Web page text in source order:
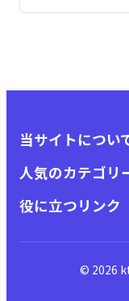
当サイトについ
人気のカテゴリ
役に立つリンク
© 2026